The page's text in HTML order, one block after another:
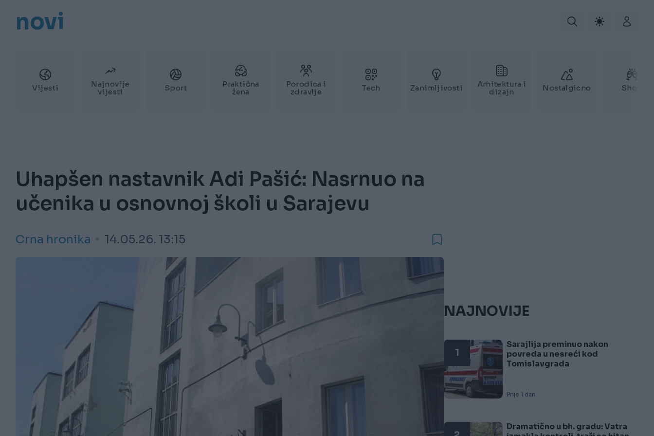
novi
Vijesti
Najnovije
vijesti
Sport
Praktična
žena
Porodica i
zdravlje
Tech Zanimljivosti
Arhitektura i
dizajn
Nostalgicno Show
Uhapšen nastavnik Adi Pašić: Nasrnuo na
učenika u osnovnoj školi u Sarajevu
Crna hronika 14.05.26. 13:15
NAJNOVIJE
1
Sarajlija preminuo nakon
povreda u nesreći kod
Tomislavgrada
Prije 1 dan
Dramatično u bh. gradu: Vatra